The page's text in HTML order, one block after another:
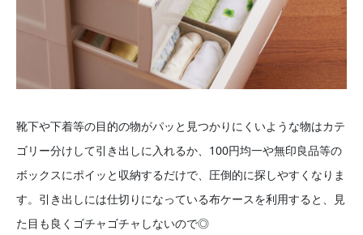
靴下や下着等の目的の物がパッと見つかりにくいような物はカテ
ゴリー分けして引き出しに入れるか、100円均一や無印良品等の
ボックスにポイッと収納するだけで、圧倒的に探しやすくなりま
す。引き出しには仕切りになっている布ケースを利用すると、見
た目も良くゴチャゴチャしないので◎